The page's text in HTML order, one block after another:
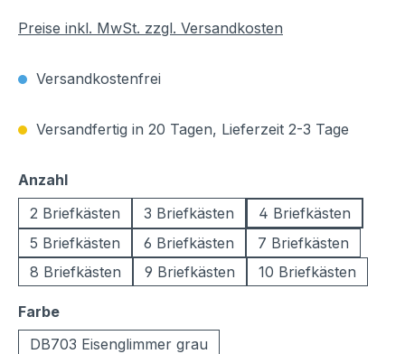
Preise inkl. MwSt. zzgl. Versandkosten
Versandkostenfrei
Versandfertig in 20 Tagen, Lieferzeit 2-3 Tage
Anzahlauswählen
2 Briefkästen
3 Briefkästen
4 Briefkästen
5 Briefkästen
6 Briefkästen
7 Briefkästen
8 Briefkästen
9 Briefkästen 10 Briefkästen
Farbeauswählen
DB703 Eisenglimmer grau